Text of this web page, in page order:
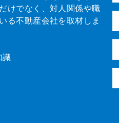
けでなく、対人関係や職
る不動産会社を取材しま
識